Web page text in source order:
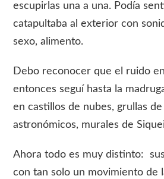
escupirlas una a una. Podía
catapultaba al exterior con
sexo, alimento.
Debo reconocer que el ruido
entonces seguí hasta la
en castillos de nubes, grullas
astronómicos, murales de
Ahora todo es muy distinto:
con tan solo un movimiento de